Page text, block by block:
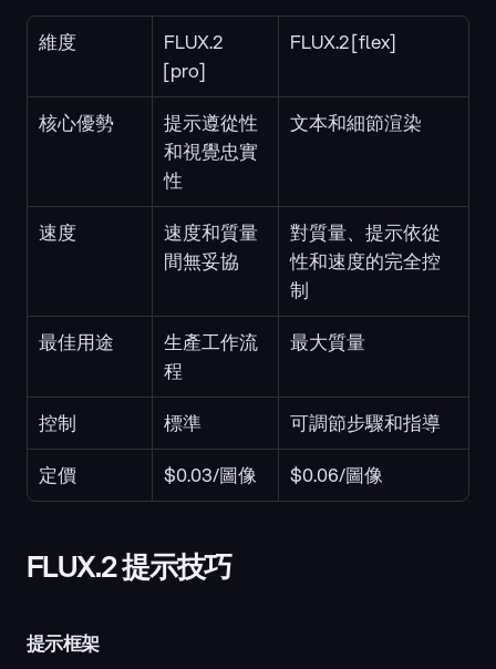
維度
FLUX.2
[pro]
FLUX.2 [flex]
核心優勢
提示遵從性
和視覺忠實
性
文本和細節渲染
速度
速度和質量
間無妥協
對質量、提示依從
性和速度的完全控
制
最佳用途
生產工作流
程
最大質量
控制 標準
可調節步驟和指導
定價
$0.03/圖像 $0.06/圖像
FLUX.2 提示技巧
提示框架